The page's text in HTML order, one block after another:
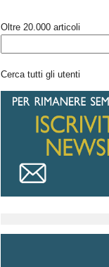
Oltre 20.000 articoli
Cerca tutti gli utenti